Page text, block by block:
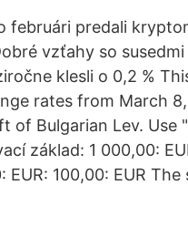
februári predali
vzťahy so
klesli o 0,2 %
rates from March
Bulgarian Lev. Use
základ: 1 000,00:
100,00: EUR The